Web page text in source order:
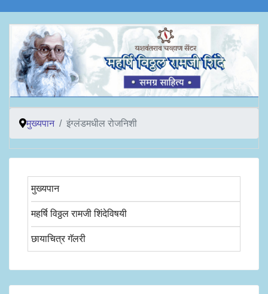
मुख्यपान इंग्लंडमधील रोजनिशी
मुख्यपान
महर्षि विठ्ठल रामजी शिंदेविषयी
छायाचित्र गॅलरी